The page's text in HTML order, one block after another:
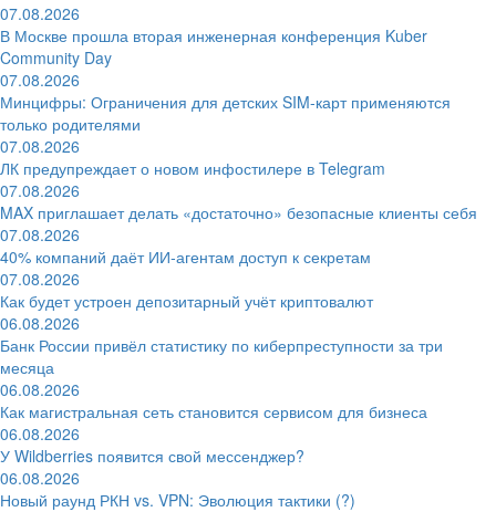
07.08.2026
В Москве прошла вторая инженерная конференция Kuber
Community Day
07.08.2026
Минцифры: Ограничения для детских SIM-карт применяются
только родителями
07.08.2026
ЛК предупреждает о новом инфостилере в Telegram
07.08.2026
MAX приглашает делать «достаточно» безопасные клиенты себя
07.08.2026
40% компаний даёт ИИ‑агентам доступ к секретам
07.08.2026
Как будет устроен депозитарный учёт криптовалют
06.08.2026
Банк России привёл статистику по киберпреступности за три
месяца
06.08.2026
Как магистральная сеть становится сервисом для бизнеса
06.08.2026
У Wildberries появится свой мессенджер?
06.08.2026
Новый раунд РКН vs. VPN: Эволюция тактики (?)